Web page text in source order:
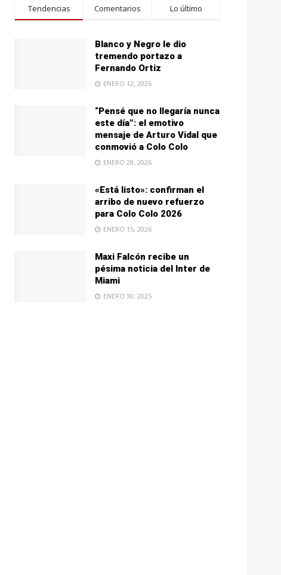
Tendencias Comentarios Lo último
Blanco y Negro le dio
tremendo portazo a
Fernando Ortiz
ENERO 12, 2026
“Pensé que no llegaría nunca
este día”: el emotivo
mensaje de Arturo Vidal que
conmovió a Colo Colo
ENERO 28, 2026
«Está listo»: confirman el
arribo de nuevo refuerzo
para Colo Colo 2026
ENERO 15, 2026
Maxi Falcón recibe un
pésima noticia del Inter de
Miami
ENERO 30, 2025